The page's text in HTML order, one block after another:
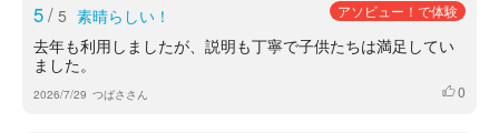
5/ 5 素晴らしい！ アソビュー！で体験
去年も利用しましたが、説明も丁寧で子供たちは満足してい
ました。
2026/7/29 つばささん いいね
0